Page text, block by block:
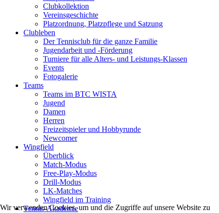
Clubkollektion
Vereinsgeschichte
Platzordnung, Platzpflege und Satzung
Clubleben
Der Tennisclub für die ganze Familie
Jugendarbeit und -Förderung
Turniere für alle Alters- und Leistungs-Klassen
Events
Fotogalerie
Teams
Teams im BTC WISTA
Jugend
Damen
Herren
Freizeitspieler und Hobbyrunde
Newcomer
Wingfield
Überblick
Match-Modus
Free-Play-Modus
Drill-Modus
LK-Matches
Wingfield im Training
Tennis-Akademie
Wir verwenden Cookies, um und die Zugriffe auf unsere Website zu